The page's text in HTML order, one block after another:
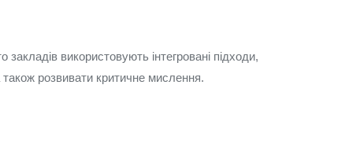
закладів використовують інтегровані підходи,
розвивати критичне мислення.